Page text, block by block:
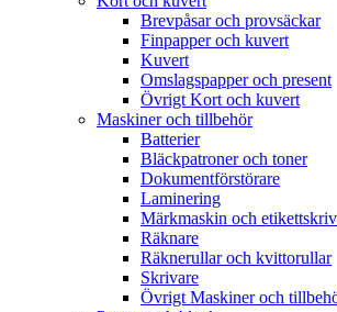
Brevpåsar och provsäckar
Finpapper och kuvert
Kuvert
Omslagspapper och present
Övrigt Kort och kuvert
Maskiner och tillbehör
Batterier
Bläckpatroner och toner
Dokumentförstörare
Laminering
Märkmaskin och
Räknare
Räknerullar och kvittorullar
Skrivare
Övrigt Maskiner och